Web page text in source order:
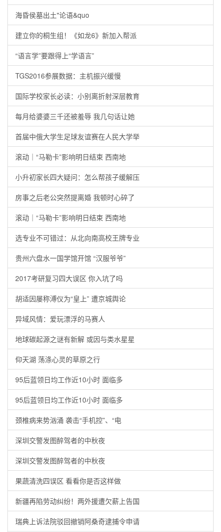
海昏侯墓出土"论语&quo
建立你的桐生组！《如龙6》新加入帮派
“语言学”要跟得上“学语言”
TGS2016参展数据：主机振兴缓慢
国际学校家长必读：小别离折射深层教育
每月给婆婆三千还被羞辱 我几句话让她
首届中俄大学生足球友谊赛在人民大学举
滚动｜“马勒卡”影响明日结束 西南地
小升初家长四大疑问：怎么帮孩子缓解压
房事之后老公突然提离婚 我顿时心碎了
滚动｜“马勒卡”影响明日结束 西南地
选专业不可错过：从北向南高校王牌专业
贵州六盘水一国学馆开馆 “汉服爷爷”
2017考研复习四大误区 你入坑了吗
胡适因屡称溥仪为“皇上” 遭京城舆论
异域风情：爱玩漂浮的马赛人
地球碳起源之谜有新解 或因与类水星星
仰天湖 荡涤心灵的草原之行
95后蓝领日均工作近10小时 面临多
95后蓝领日均工作近10小时 面临多
颈椎病来势汹涌 袭击“手机控”、“电
深圳交警发图醉驾者的中秋夜
深圳交警发图醉驾者的中秋夜
果蔬清洗四误区 看看你是否这样做
新疆再陷劳动纠纷！两外援遭欠薪上告国
瑞典上诉法院驳回撤销阿桑奇逮捕令申请